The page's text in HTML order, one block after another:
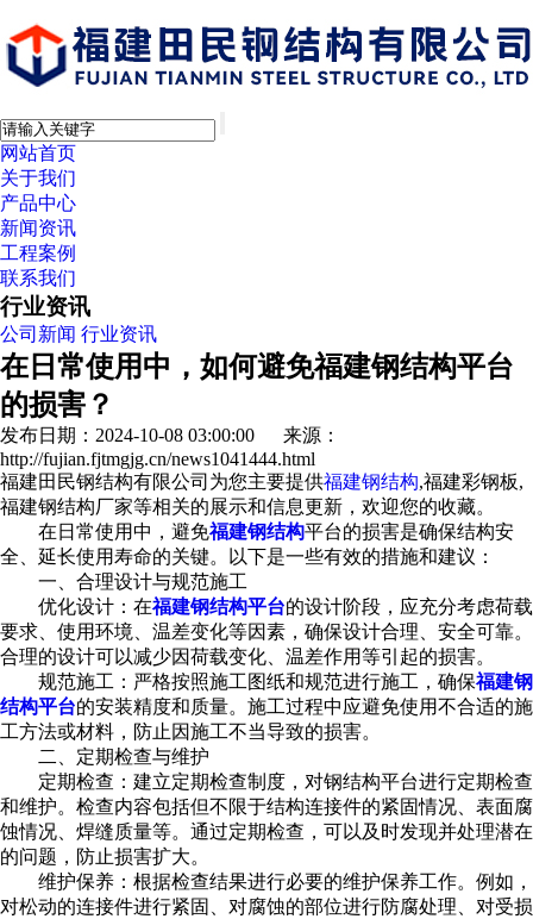
网站首页
关于我们
产品中心
新闻资讯
工程案例
联系我们
行业资讯
公司新闻 行业资讯
在日常使用中，如何避免福建钢结构平台
的损害？
发布日期：2024-10-08 03:00:00 来源：
http://fujian.fjtmgjg.cn/news1041444.html
福建田民钢结构有限公司为您主要提供福建钢结构,福建彩钢板,
福建钢结构厂家等相关的展示和信息更新，欢迎您的收藏。
在日常使用中，避免福建钢结构平台的损害是确保结构安
全、延长使用寿命的关键。以下是一些有效的措施和建议：
一、合理设计与规范施工
优化设计：在福建钢结构平台的设计阶段，应充分考虑荷载
要求、使用环境、温差变化等因素，确保设计合理、安全可靠。
合理的设计可以减少因荷载变化、温差作用等引起的损害。
规范施工：严格按照施工图纸和规范进行施工，确保福建钢
结构平台的安装精度和质量。施工过程中应避免使用不合适的施
工方法或材料，防止因施工不当导致的损害。
二、定期检查与维护
定期检查：建立定期检查制度，对钢结构平台进行定期检查
和维护。检查内容包括但不限于结构连接件的紧固情况、表面腐
蚀情况、焊缝质量等。通过定期检查，可以及时发现并处理潜在
的问题，防止损害扩大。
维护保养：根据检查结果进行必要的维护保养工作。例如，
对松动的连接件进行紧固、对腐蚀的部位进行防腐处理、对受损